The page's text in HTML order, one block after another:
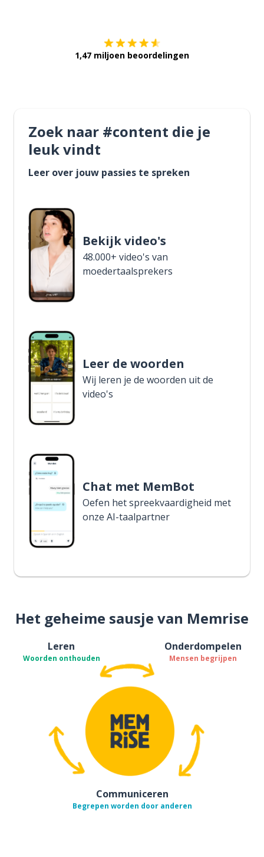
1,47 miljoen beoordelingen
Zoek naar #content die je
leuk vindt
Leer over jouw passies te spreken
Bekijk video's
48.000+ video's van
moedertaalsprekers
Leer de woorden
Wij leren je de woorden uit de
video's
Chat met MemBot
Oefen het spreekvaardigheid met
onze AI-taalpartner
Het geheime sausje van Memrise
Leren
Woorden onthouden
Onderdompelen
Mensen begrijpen
Communiceren
Begrepen worden door anderen